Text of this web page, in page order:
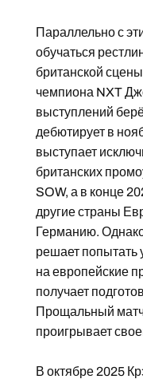
Параллельно с
обучаться
британской
чемпиона NXT
выступлений
дебютирует в
выступает
британских
SOW, а в конце
другие страны
Германию.
решает попытать
на европейские
получает
Прощальный
проигрывает
В октябре 2025